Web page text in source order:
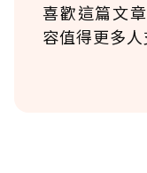
喜歡這篇文
容值得更多人